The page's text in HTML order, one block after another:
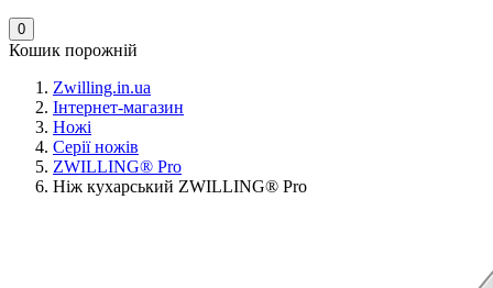
0
Кошик порожній
Zwilling.in.ua
Інтернет-магазин
Ножі
Серії ножів
ZWILLING® Pro
Ніж кухарський ZWILLING® Pro